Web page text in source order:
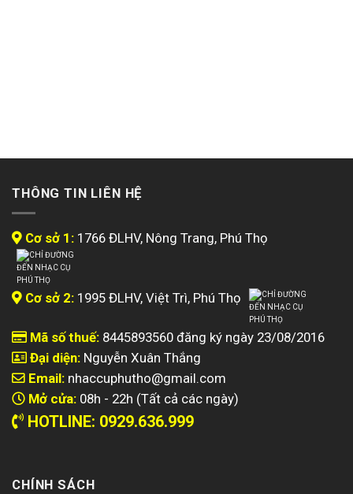
THÔNG TIN LIÊN HỆ
Cơ sở 1: 1766 ĐLHV, Nông Trang, Phú Thọ
Cơ sở 2: 1995 ĐLHV, Việt Trì, Phú Thọ
Mã số thuế: 8445893560 đăng ký ngày 23/08/2016
Đại diện: Nguyễn Xuân Thắng
Email: nhaccuphutho@gmail.com
Mở cửa: 08h - 22h (Tất cả các ngày)
HOTLINE: 0929.636.999
CHÍNH SÁCH